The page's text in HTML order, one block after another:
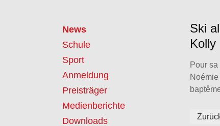
News
Schule
Sport
Anmeldung
Preisträger
Medienberichte
Downloads
Ski
Kolly
Pour